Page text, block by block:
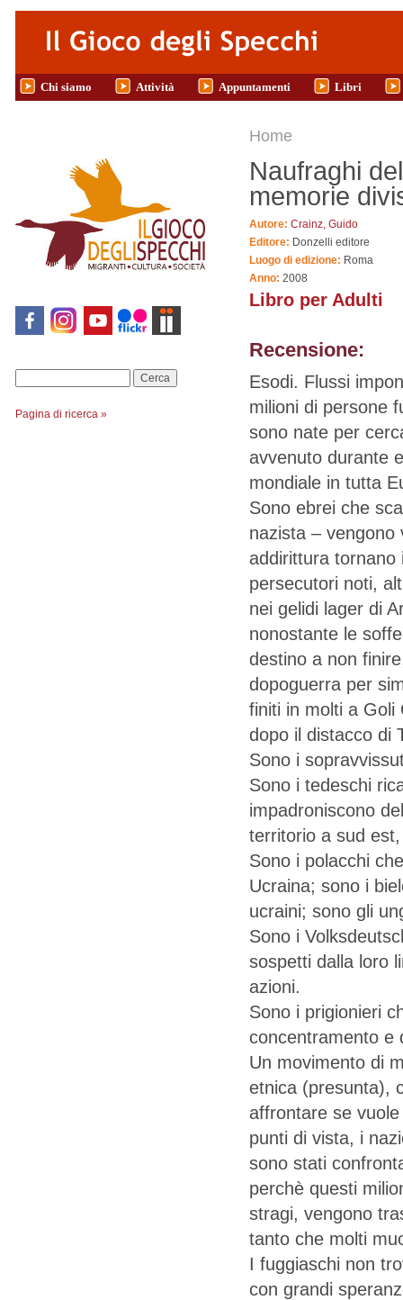
Salta al contenuto principale
Chi siamo Attività Appuntamenti Libri
Pagina di ricerca »
Tu sei qui
Home
Naufraghi
memorie
Autore: Crainz, Guido
Editore: Donzelli editore
Luogo di edizione: Roma
Anno: 2008
Libro per Adulti
Recensione:
Esodi. Flussi
milioni di persone
sono nate per
avvenuto durante
mondiale in tutta
Sono ebrei che
nazista – vengono
addirittura tornano
persecutori noti,
nei gelidi lager di
nonostante le
destino a non
dopoguerra per
finiti in molti a Goli
dopo il distacco di
Sono i
Sono i tedeschi
impadroniscono
territorio a sud
Sono i polacchi
Ucraina; sono i
ucraini; sono gli
Sono i
sospetti dalla loro
azioni.
Sono i prigionieri
concentramento e
Un movimento di
etnica (presunta),
affrontare se
punti di vista, i
sono stati
perchè questi
stragi, vengono
tanto che molti
I fuggiaschi non
con grandi